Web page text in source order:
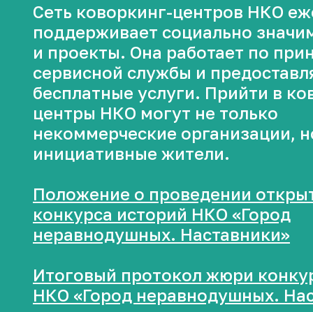
Сеть коворкинг-центров НКО
поддерживает социально
и проекты. Она работает по
сервисной службы и
бесплатные услуги. Прийти в
центры НКО могут не только
некоммерческие организации,
инициативные жители.
Положение о проведении
конкурса историй НКО «Город
неравнодушных. Наставники»
Итоговый протокол жюри
НКО «Город неравнодушных.